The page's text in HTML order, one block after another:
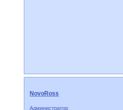
NovoRoss
Администратор